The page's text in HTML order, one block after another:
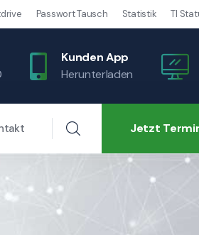
Passwort Tausch Statistik TI
Kunden App
Herunterladen
Jetzt